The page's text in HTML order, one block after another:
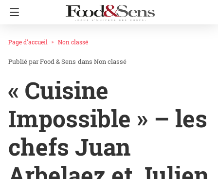
Page d'accueil Non classé
Food & Sens dans Non classé
« Cuisine
Impossible » – les
chefs Juan